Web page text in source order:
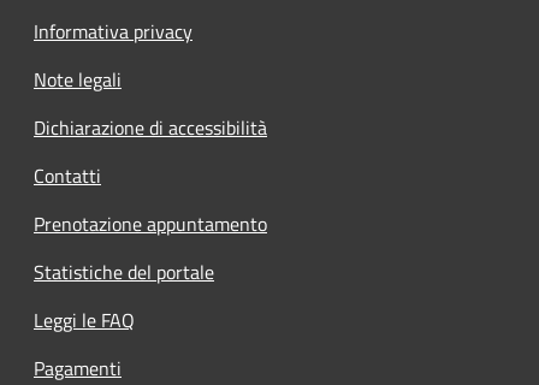
Informativa privacy
Note legali
Dichiarazione di accessibilità
Contatti
Prenotazione appuntamento
Statistiche del portale
Leggi le FAQ
Pagamenti